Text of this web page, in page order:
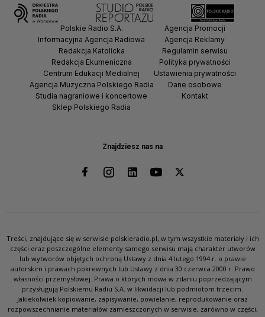
Znajdziesz nas na
Polskie Radio S.A.
Informacyjna Agencja Radiowa
Redakcja Katolicka
Redakcja Ekumeniczna
Centrum Edukacji Medialnej
Agencja Muzyczna Polskiego Radia
Studia nagraniowe i koncertowe
Sklep Polskiego Radia
Agencja Promocji
Agencja Reklamy
Regulamin serwisu
Polityka prywatności
Ustawienia prywatności
Dane osobowe
Kontakt
Treści, znajdujące się w serwisie polskieradio.pl, w tym wszystkie materiały i ich
części oraz poszczególne elementy samego serwisu mają charakter utworów
lub wytworów objętych ochroną Ustawy z dnia 4 lutego 1994 r. o prawie
autorskim i prawach pokrewnych lub Ustawy z dnia 30 czerwca 2000 r. Prawo
własności przemysłowej. Prawa o których mowa w zdaniu poprzedzającym
przysługują Polskiemu Radiu S.A. w likwidacji lub podmiotom trzecim.
Jakiekolwiek kopiowanie, zapisywanie, powielanie, reprodukowanie oraz
rozpowszechnianie materiałów zamieszczonych w serwisie, zarówno w części,